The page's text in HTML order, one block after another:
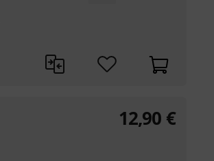
12,90 €